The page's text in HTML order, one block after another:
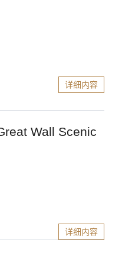
详细内容
Wall Scenic
详细内容